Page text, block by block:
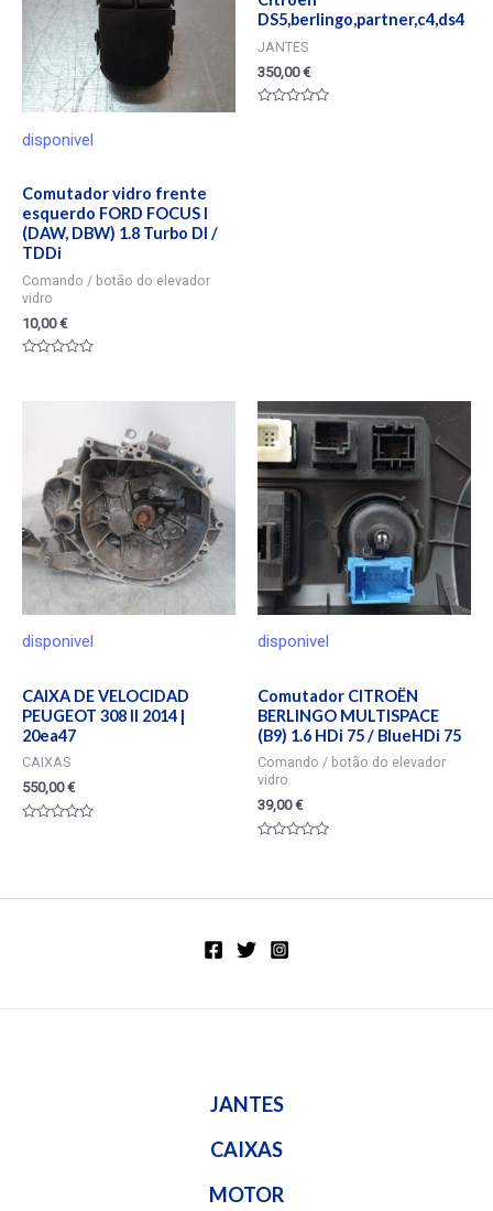
disponivel
Comutador vidro frente
esquerdo FORD FOCUS I
(DAW, DBW) 1.8 Turbo DI /
TDDi
Comando / botão do elevador
vidro
10,00€
DS5,berlingo,partner,c4,ds4
JANTES
350,00€
disponivel
CAIXA DE VELOCIDAD
PEUGEOT 308 II 2014 |
20ea47
CAIXAS
550,00€
disponivel
Comutador CITROËN
BERLINGO MULTISPACE
(B9) 1.6 HDi 75 / BlueHDi 75
Comando / botão do elevador
vidro
39,00€
5
JANTES
CAIXAS
MOTOR